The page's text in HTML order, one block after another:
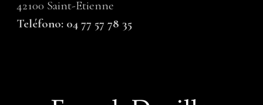
42100 Saint-Etienne
Teléfono: 04 77 57 78 35